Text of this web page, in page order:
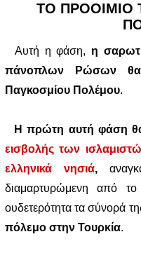
ΤΟ ΠΡΟΟΙΜΙΟ
Αυτή η φάση, η
πάνοπλων Ρώσων θα
Παγκοσμίου Πολέμου.
Η πρώτη αυτή φάση
εισβολής των
ελληνικά νησιά,
διαμαρτυρώμενη από
ουδετερότητα τα σύνορά
πόλεμο στην Τουρκία.